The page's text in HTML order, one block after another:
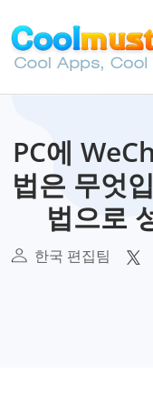
PC에
법은 무엇
법으로
한국 편집팀